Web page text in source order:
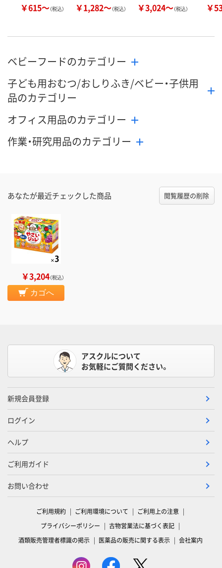
￥615～（税込） ￥1,282～（税込） ￥3,024～（税込） ￥
ベビーフードのカテゴリー
子ども用おむつ/おしりふき/ベビー・子供用
品のカテゴリー
オフィス用品のカテゴリー
作業・研究用品のカテゴリー
あなたが最近チェックした商品 閲覧履歴の削除
￥3,204（税込）
カゴへ
アスクルについて
お気軽にご質問ください。
新規会員登録
ログイン
ヘルプ
ご利用ガイド
お問い合わせ
ご利用規約 ご利用環境について
ご利用上の注意
プライバシーポリシー
古物営業法に基づく表記
酒類販売管理者標識の掲示
医薬品の販売に関する表示 会社案内